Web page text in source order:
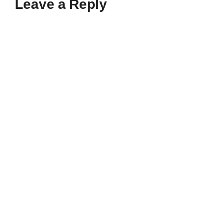
Leave a Reply